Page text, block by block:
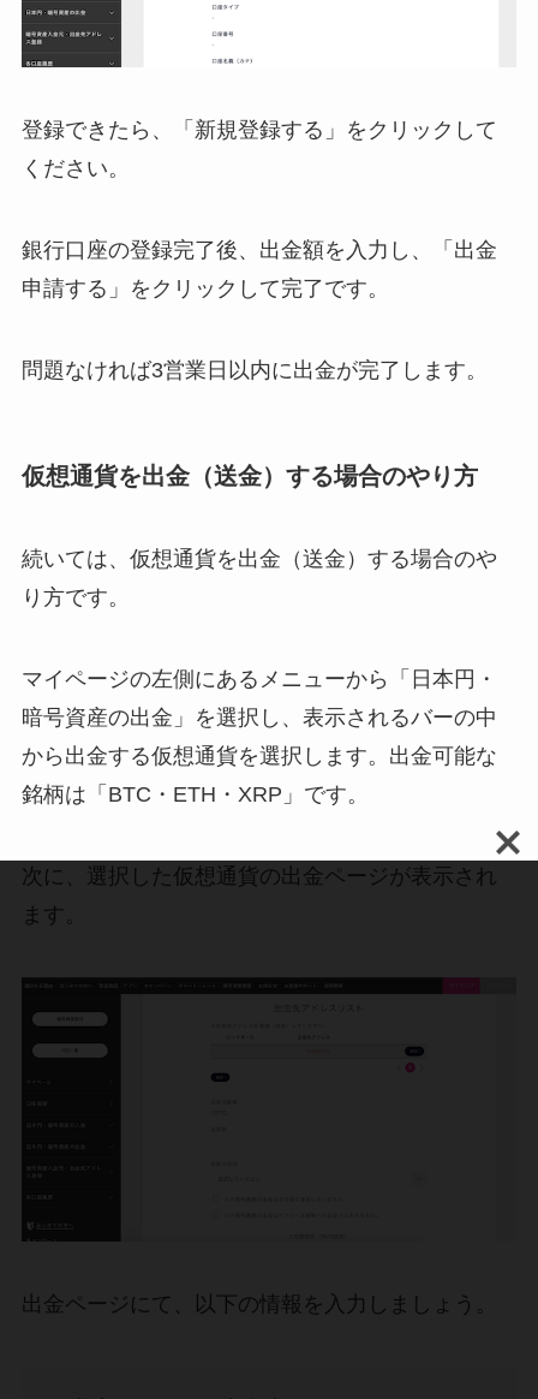
登録できたら、「新規登録する」をクリックして
ください。
銀行口座の登録完了後、出金額を入力し、「出金
申請する」をクリックして完了です。
問題なければ3営業日以内に出金が完了します。
仮想通貨を出金（送金）する場合のやり方
続いては、仮想通貨を出金（送金）する場合のや
り方です。
マイページの左側にあるメニューから「日本円・
暗号資産の出金」を選択し、表示されるバーの中
から出金する仮想通貨を選択します。出金可能な
銘柄は「BTC・ETH・XRP」です。
次に、選択した仮想通貨の出金ページが表示され
ます。
出金ページにて、以下の情報を入力しましょう。